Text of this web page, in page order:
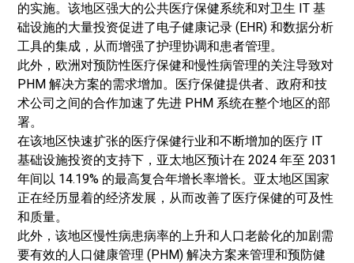
的实施。该地区强大的公共医疗保健系统和对卫生 IT 基
础设施的大量投资促进了电子健康记录 (EHR) 和数据分析
工具的集成，从而增强了护理协调和患者管理。
此外，欧洲对预防性医疗保健和慢性病管理的关注导致对
PHM 解决方案的需求增加。医疗保健提供者、政府和技
术公司之间的合作加速了先进 PHM 系统在整个地区的部
署。
在该地区快速扩张的医疗保健行业和不断增加的医疗 IT
基础设施投资的支持下，亚太地区预计在 2024 年至 2031
年间以 14.19% 的最高复合年增长率增长。亚太地区国家
正在经历显着的经济发展，从而改善了医疗保健的可及性
和质量。
此外，该地区慢性病患病率的上升和人口老龄化的加剧需
要有效的人口健康管理 (PHM) 解决方案来管理和预防健